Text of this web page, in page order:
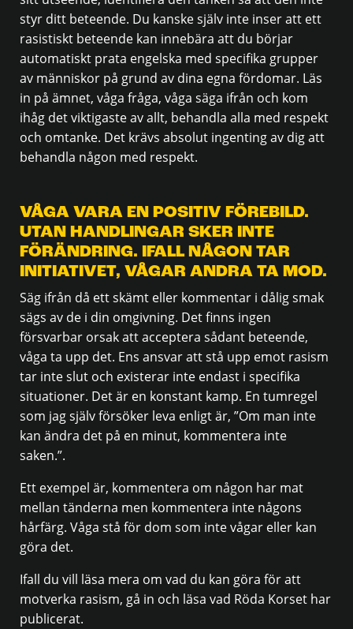
styr ditt beteende. Du kanske själv inte inser att ett
rasistiskt beteende kan innebära att du börjar
automatiskt prata engelska med specifika grupper
av människor på grund av dina egna fördomar. Läs
in på ämnet, våga fråga, våga säga ifrån och kom
ihåg det viktigaste av allt, behandla alla med respekt
och omtanke. Det krävs absolut ingenting av dig att
behandla någon med respekt.
VÅGA VARA EN POSITIV FÖREBILD.
UTAN HANDLINGAR SKER INTE
FÖRÄNDRING. IFALL NÅGON TAR
INITIATIVET, VÅGAR ANDRA TA MOD.
Säg ifrån då ett skämt eller kommentar i dålig smak
sägs av de i din omgivning. Det finns ingen
försvarbar orsak att acceptera sådant beteende,
våga ta upp det. Ens ansvar att stå upp emot rasism
tar inte slut och existerar inte endast i specifika
situationer. Det är en konstant kamp. En tumregel
som jag själv försöker leva enligt är, ”Om man inte
kan ändra det på en minut, kommentera inte
saken.”.
Ett exempel är, kommentera om någon har mat
mellan tänderna men kommentera inte någons
hårfärg. Våga stå för dom som inte vågar eller kan
göra det.
Ifall du vill läsa mera om vad du kan göra för att
motverka rasism, gå in och läsa vad Röda Korset har
publicerat.